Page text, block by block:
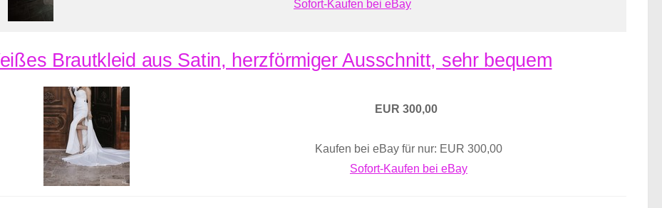
Sofort-Kaufen bei eBay
Brautkleid aus Satin, herzförmiger Ausschnitt, sehr bequem
EUR 300,00
Kaufen bei eBay für nur: EUR 300,00
Sofort-Kaufen bei eBay